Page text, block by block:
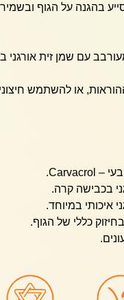
בהגנה על הגוף
עם שמן זית אורגני
או להשתמש
בכבישה קרה.
איכותי במיוחד.
כללי של הגוף.